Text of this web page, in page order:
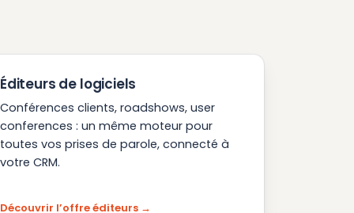
Éditeurs de logiciels
Conférences clients, roadshows, user
conferences : un même moteur pour
toutes vos prises de parole, connecté à
votre CRM.
Découvrir l’offre éditeurs